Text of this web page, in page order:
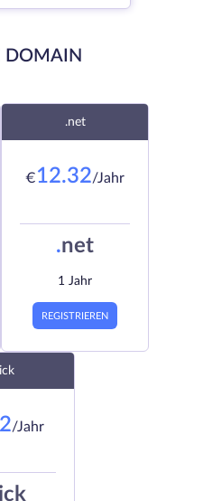
DOMAIN
.net
€12.32/Jahr
.net
1 Jahr
REGISTRIEREN
/Jahr